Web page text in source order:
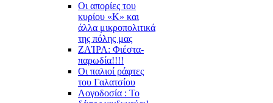
Οι απορίες του
κυρίου «Κ» και
άλλα μικροπολιτικά
της πόλης μας
ZAΊΡΑ: Φιέστα-
παρωδία!!!!
Οι παλιοί ράφτες
του Γαλατσίου
Λογοδοσία : Το